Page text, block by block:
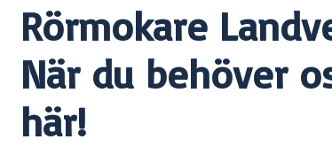
Rörmokare
När du behöver
här!